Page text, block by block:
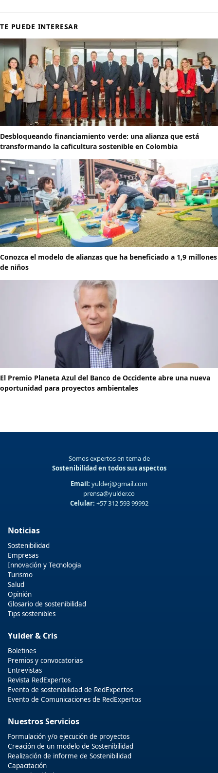
TE PUEDE INTERESAR
Desbloqueando financiamiento verde: una alianza que está
transformando la caficultura sostenible en Colombia
Conozca el modelo de alianzas que ha beneficiado a 1,9 millones
de niños
El Premio Planeta Azul del Banco de Occidente abre una nueva
oportunidad para proyectos ambientales
Somos expertos en tema de
Sostenibilidad en todos sus aspectos
Email: yulderj@gmail.com
prensa@yulder.co
Celular: +57 312 593 99992
Noticias
Sostenibilidad
Empresas
Innovación y Tecnologia
Turismo
Salud
Opinión
Glosario de sostenibilidad
Tips sostenibles
Yulder & Cris
Boletines
Premios y convocatorias
Entrevistas
Revista RedExpertos
Evento de sostenibilidad de RedExpertos
Evento de Comunicaciones de RedExpertos
Nuestros Servicios
Formulación y/o ejecución de proyectos
Creación de un modelo de Sostenibilidad
Realización de informe de Sostenibilidad
Capacitación